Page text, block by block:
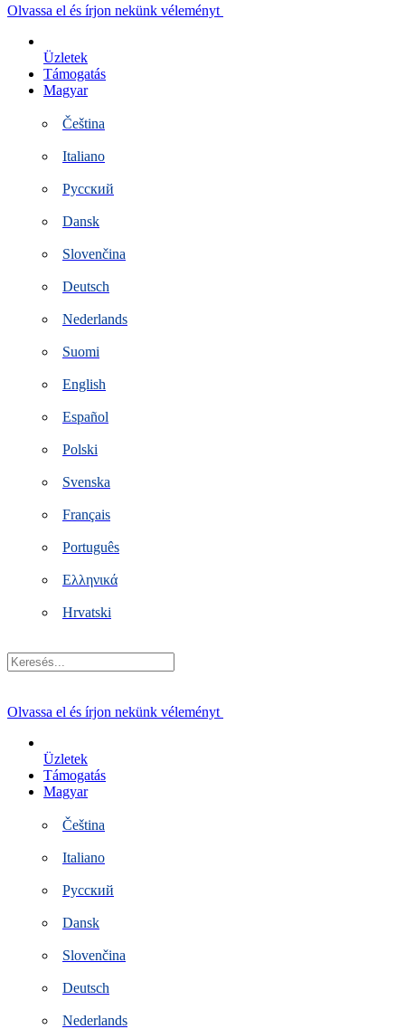
Ugrás
tartalomra
Olvassa el és írjon nekünk véleményt
Üzletek
Támogatás
Magyar
Čeština
Italiano
Русский
Dansk
Slovenčina
Deutsch
Nederlands
Suomi
English
Español
Polski
Svenska
Français
Português
Ελληνικά
Hrvatski
Keresés...
Olvassa el és írjon nekünk véleményt
Üzletek
Támogatás
Magyar
Čeština
Italiano
Русский
Dansk
Slovenčina
Deutsch
Nederlands